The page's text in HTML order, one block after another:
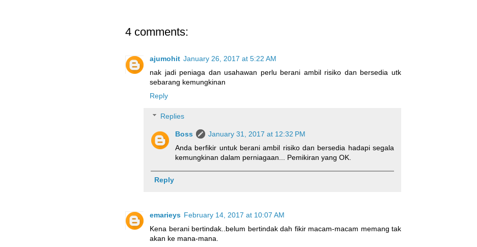
4 comments:
ajumohit January 26, 2017 at 5:22 AM
nak jadi peniaga dan usahawan perlu berani ambil risiko dan bersedia utk
sebarang kemungkinan
Reply
Replies
Boss
January 31, 2017 at 12:32 PM
Anda berfikir untuk berani ambil risiko dan bersedia hadapi segala
kemungkinan dalam perniagaan... Pemikiran yang OK.
Reply
emarieys February 14, 2017 at 10:07 AM
Kena berani bertindak..belum bertindak dah fikir macam-macam memang tak
akan ke mana-mana.